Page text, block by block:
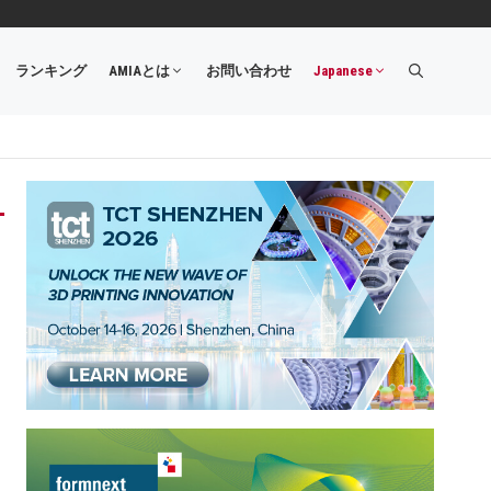
ランキング AMIAとは お問い合わせ Japanese